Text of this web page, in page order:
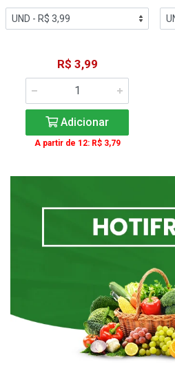
R$ 3,99
Adicionar
A partir de 12: R$ 3,79